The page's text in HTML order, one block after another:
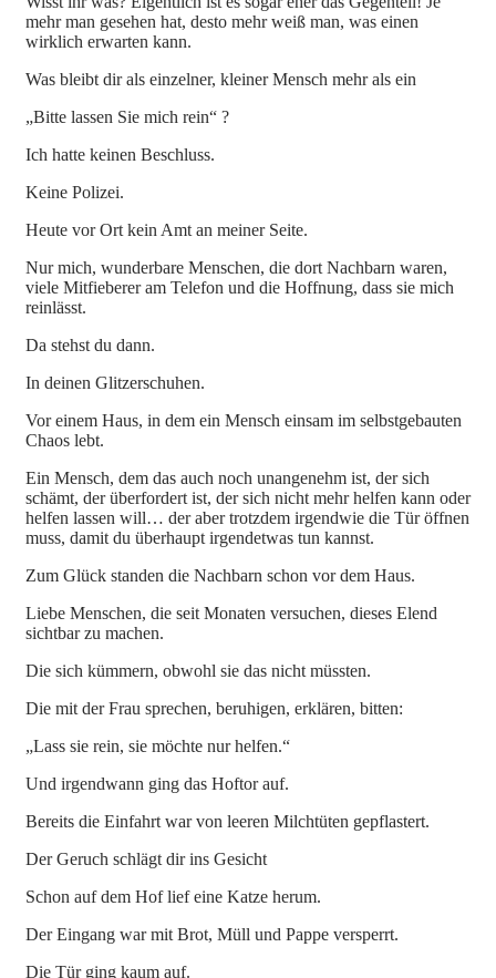
mehr man gesehen hat, desto mehr weiß man, was einen
wirklich erwarten kann.
Was bleibt dir als einzelner, kleiner Mensch mehr als ein
„Bitte lassen Sie mich rein“ ?
Ich hatte keinen Beschluss.
Keine Polizei.
Heute vor Ort kein Amt an meiner Seite.
Nur mich, wunderbare Menschen, die dort Nachbarn waren,
viele Mitfieberer am Telefon und die Hoffnung, dass sie mich
reinlässt.
Da stehst du dann.
In deinen Glitzerschuhen.
Vor einem Haus, in dem ein Mensch einsam im selbstgebauten
Chaos lebt.
Ein Mensch, dem das auch noch unangenehm ist, der sich
schämt, der überfordert ist, der sich nicht mehr helfen kann oder
helfen lassen will… der aber trotzdem irgendwie die Tür öffnen
muss, damit du überhaupt irgendetwas tun kannst.
Zum Glück standen die Nachbarn schon vor dem Haus.
Liebe Menschen, die seit Monaten versuchen, dieses Elend
sichtbar zu machen.
Die sich kümmern, obwohl sie das nicht müssten.
Die mit der Frau sprechen, beruhigen, erklären, bitten:
„Lass sie rein, sie möchte nur helfen.“
Und irgendwann ging das Hoftor auf.
Bereits die Einfahrt war von leeren Milchtüten gepflastert.
Der Geruch schlägt dir ins Gesicht
Schon auf dem Hof lief eine Katze herum.
Der Eingang war mit Brot, Müll und Pappe versperrt.
Die Tür ging kaum auf.